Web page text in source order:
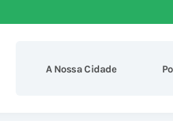
A Nossa Cidade